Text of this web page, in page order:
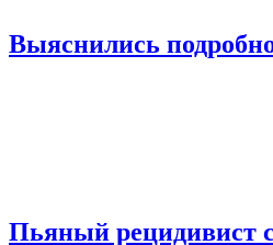
Выяснились
Пьяный рецидивист